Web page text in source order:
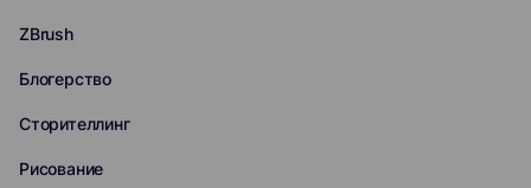
ZBrush
Блогерство
Сторителлинг
Рисование